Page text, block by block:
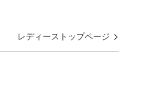
レディーストップページ